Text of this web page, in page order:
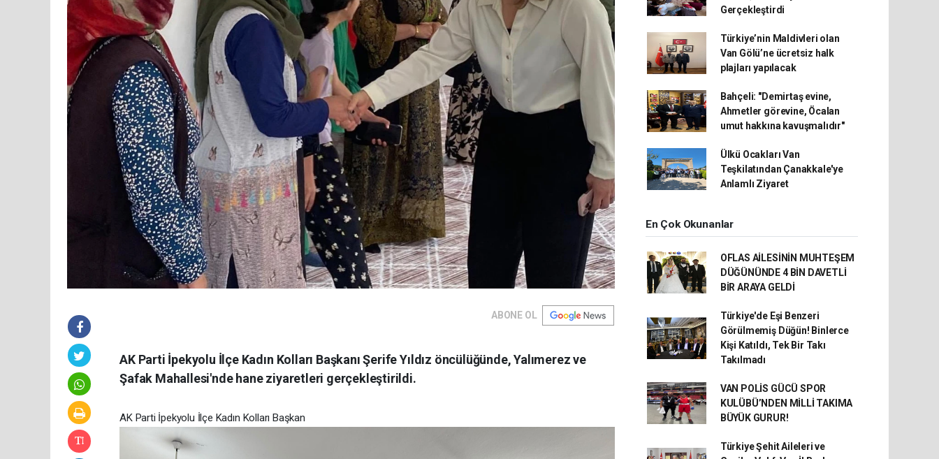
ABONE OL
AK Parti İpekyolu İlçe Kadın Kolları Başkanı Şerife Yıldız öncülüğünde, Yalımerez ve
Şafak Mahallesi'nde hane ziyaretleri gerçekleştirildi.
AK Parti İpekyolu İlçe Kadın Kolları Başkan
Gerçekleştirdi
Türkiye’nin Maldivleri olan
Van Gölü’ne ücretsiz halk
plajları yapılacak
Bahçeli: "Demirtaş evine,
Ahmetler görevine, Öcalan
umut hakkına kavuşmalıdır"
Ülkü Ocakları Van
Teşkilatından Çanakkale'ye
Anlamlı Ziyaret
En Çok Okunanlar
OFLAS AİLESİNİN MUHTEŞEM
DÜĞÜNÜNDE 4 BİN DAVETLİ
BİR ARAYA GELDİ
Türkiye'de Eşi Benzeri
Görülmemiş Düğün! Binlerce
Kişi Katıldı, Tek Bir Takı
Takılmadı
VAN POLİS GÜCÜ SPOR
KULÜBÜ’NDEN MİLLİ TAKIMA
BÜYÜK GURUR!
Türkiye Şehit Aileleri ve